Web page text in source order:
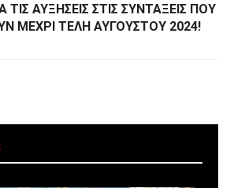
ΤΙΣ ΑΥΞΗΣΕΙΣ ΣΤΙΣ ΣΥΝΤΑΞΕΙΣ ΠΟΥ
ΜΕΧΡΙ ΤΕΛΗ ΑΥΓΟΥΣΤΟΥ 2024!